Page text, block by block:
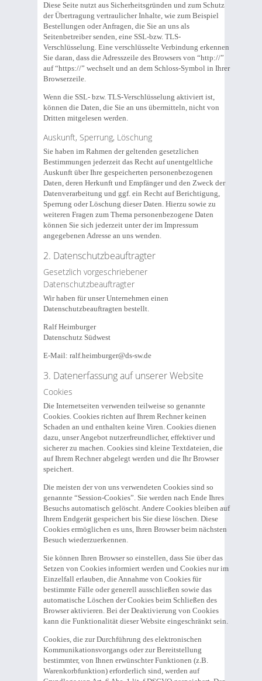
Diese Seite nutzt aus Sicherheitsgründen und zum Schutz
der Übertragung vertraulicher Inhalte, wie zum Beispiel
Bestellungen oder Anfragen, die Sie an uns als
Seitenbetreiber senden, eine SSL-bzw. TLS-
Verschlüsselung. Eine verschlüsselte Verbindung erkennen
Sie daran, dass die Adresszeile des Browsers von “http://”
auf “https://” wechselt und an dem Schloss-Symbol in Ihrer
Browserzeile.
Wenn die SSL- bzw. TLS-Verschlüsselung aktiviert ist,
können die Daten, die Sie an uns übermitteln, nicht von
Dritten mitgelesen werden.
Auskunft, Sperrung, Löschung
Sie haben im Rahmen der geltenden gesetzlichen
Bestimmungen jederzeit das Recht auf unentgeltliche
Auskunft über Ihre gespeicherten personenbezogenen
Daten, deren Herkunft und Empfänger und den Zweck der
Datenverarbeitung und ggf. ein Recht auf Berichtigung,
Sperrung oder Löschung dieser Daten. Hierzu sowie zu
weiteren Fragen zum Thema personenbezogene Daten
können Sie sich jederzeit unter der im Impressum
angegebenen Adresse an uns wenden.
2. Datenschutzbeauftragter
Gesetzlich vorgeschriebener
Datenschutzbeauftragter
Wir haben für unser Unternehmen einen
Datenschutzbeauftragten bestellt.
Ralf Heimburger
Datenschutz Südwest
E-Mail: ralf.heimburger@ds-sw.de
3. Datenerfassung auf unserer Website
Cookies
Die Internetseiten verwenden teilweise so genannte
Cookies. Cookies richten auf Ihrem Rechner keinen
Schaden an und enthalten keine Viren. Cookies dienen
dazu, unser Angebot nutzerfreundlicher, effektiver und
sicherer zu machen. Cookies sind kleine Textdateien, die
auf Ihrem Rechner abgelegt werden und die Ihr Browser
speichert.
Die meisten der von uns verwendeten Cookies sind so
genannte “Session-Cookies”. Sie werden nach Ende Ihres
Besuchs automatisch gelöscht. Andere Cookies bleiben auf
Ihrem Endgerät gespeichert bis Sie diese löschen. Diese
Cookies ermöglichen es uns, Ihren Browser beim nächsten
Besuch wiederzuerkennen.
Sie können Ihren Browser so einstellen, dass Sie über das
Setzen von Cookies informiert werden und Cookies nur im
Einzelfall erlauben, die Annahme von Cookies für
bestimmte Fälle oder generell ausschließen sowie das
automatische Löschen der Cookies beim Schließen des
Browser aktivieren. Bei der Deaktivierung von Cookies
kann die Funktionalität dieser Website eingeschränkt sein.
Cookies, die zur Durchführung des elektronischen
Kommunikationsvorgangs oder zur Bereitstellung
bestimmter, von Ihnen erwünschter Funktionen (z.B.
Warenkorbfunktion) erforderlich sind, werden auf